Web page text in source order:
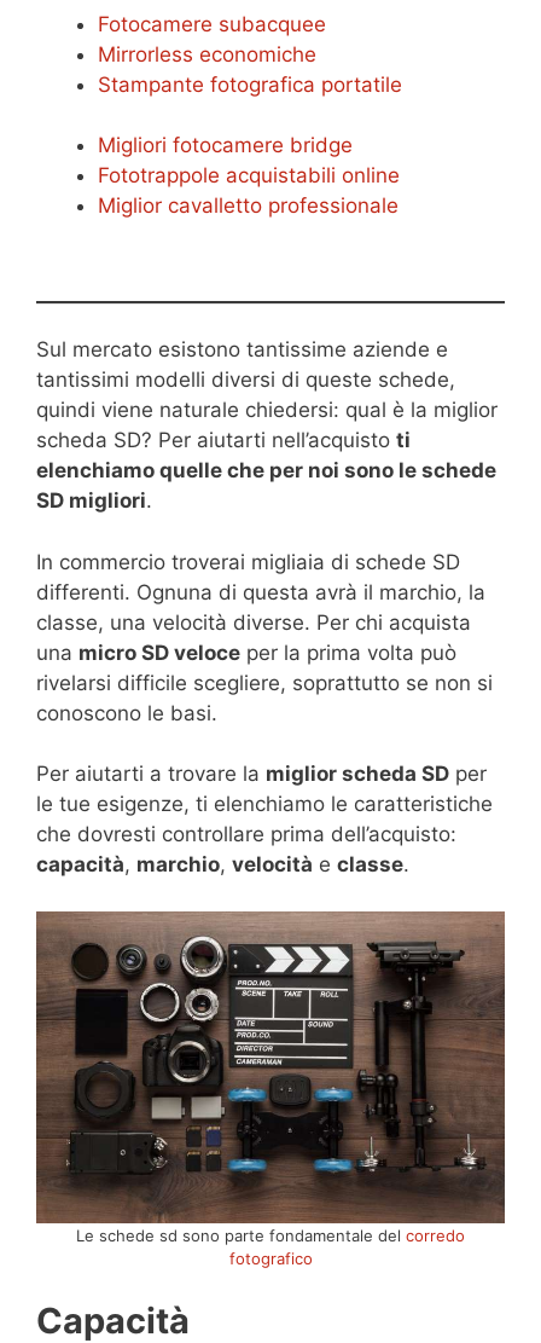
Fotocamere subacquee
Mirrorless economiche
Stampante fotografica portatile
Migliori fotocamere bridge
Fototrappole acquistabili online
Miglior cavalletto professionale
Sul mercato esistono tantissime aziende e
tantissimi modelli diversi di queste schede,
quindi viene naturale chiedersi: qual è la miglior
scheda SD? Per aiutarti nell’acquisto ti
elenchiamo quelle che per noi sono le schede
SD migliori.
In commercio troverai migliaia di schede SD
differenti. Ognuna di questa avrà il marchio, la
classe, una velocità diverse. Per chi acquista
una micro SD veloce per la prima volta può
rivelarsi difficile scegliere, soprattutto se non si
conoscono le basi.
Per aiutarti a trovare la miglior scheda SD per
le tue esigenze, ti elenchiamo le caratteristiche
che dovresti controllare prima dell’acquisto:
capacità, marchio, velocità e classe.
Le schede sd sono parte fondamentale del corredo
fotografico
Capacità